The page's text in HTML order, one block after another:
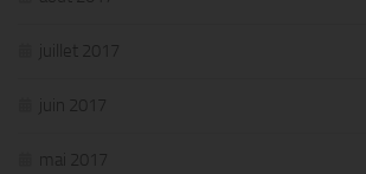
juillet 2017
juin 2017
mai 2017